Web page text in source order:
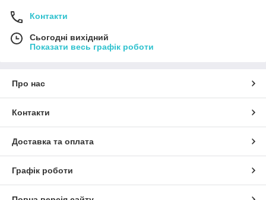
Контакти
Сьогодні вихідний
Показати весь графік роботи
Про нас
Контакти
Доставка та оплата
Графік роботи